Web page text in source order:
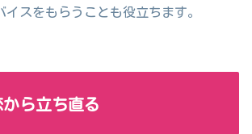
イスをもらうことも役立ちます。
ら立ち直る